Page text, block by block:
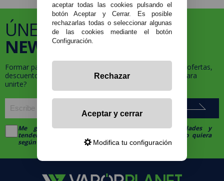
ÚNETE A NUESTRA
NEWSLETTER
Formar parte de la familia
te da acceso a ofertas,
descuentos y promociones exclusivas, ¿a qué esperas para
unirte?
Me gustaría recibir descuentos exclusivos, novedades y
tendencias por e-mail. Puedo darme de baja cuando quiera
según lo recogido en laPolítica de Publicidad.
aceptar todas las cookies pulsando el
botón Aceptar y Cerrar. Es posible
rechazarlas todas o seleccionar algunas
de las cookies mediante el botón
Configuración.
Rechazar
Aceptar y cerrar
Modifica tu configuración